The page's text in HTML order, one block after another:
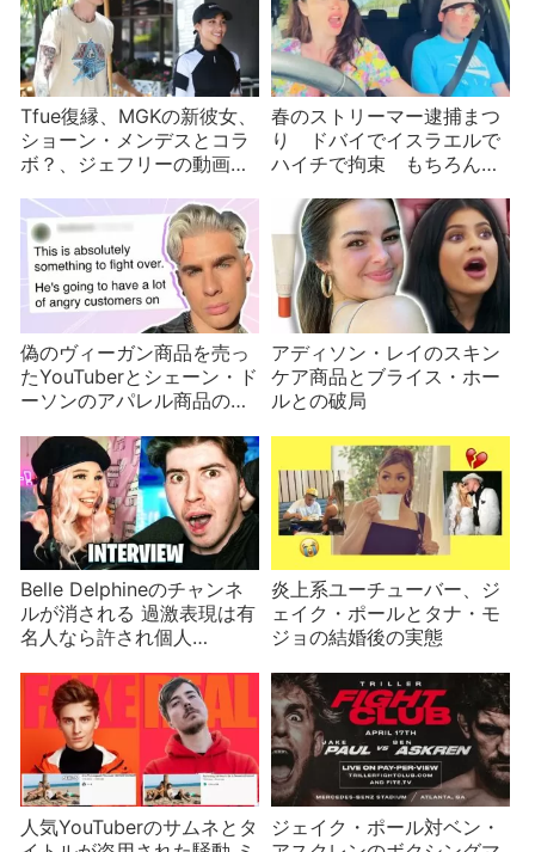
Tfue復縁、MGKの新彼女、
ショーン・メンデスとコラ
ボ？、ジェフリーの動画シ
YouTuberニュース
春のストリーマー逮捕まつ
り ドバイでイスラエルで
ハイチで拘束 もちろん米
偽のヴィーガン商品を売っ
たYouTuberとシェーン・ド
ーソンのアパレル商品の問
アディソン・レイのスキン
ケア商品とブライス・ホー
ルとの破局
Belle Delphineのチャンネ
ルが消される 過激表現は有
名人なら許され個人
炎上系ユーチューバー、ジ
ェイク・ポールとタナ・モ
ジョの結婚後の実態
人気YouTuberのサムネとタ
ジェイク・ポール対ベン・